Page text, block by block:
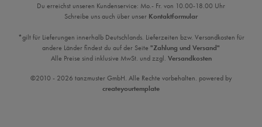
Du erreichst unseren Kundenservice: Mo.- Fr. von 10.00-18.00 Uhr
Schreibe uns auch über unser Kontaktformular
*gilt für Lieferungen innerhalb Deutschlands. Lieferzeiten bzw. Versandkosten für
andere Länder findest du auf der Seite "Zahlung und Versand"
Alle Preise sind inklusive MwSt. und zzgl. Versandkosten
©2010 - 2026 tanzmuster GmbH. Alle Rechte vorbehalten. powered by
createyourtemplate